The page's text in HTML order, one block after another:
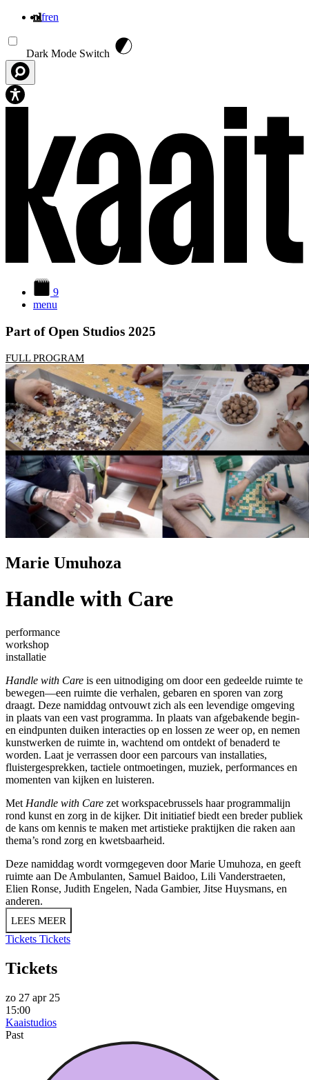
nlfren
Dark Mode Switch
9
menu
Part of Open Studios 2025
FULL PROGRAM
Marie Umuhoza
Handle with Care
performance
workshop
installatie
Handle with Care is een uitnodiging om door een gedeelde ruimte te
bewegen—een ruimte die verhalen, gebaren en sporen van zorg
draagt. Deze namiddag ontvouwt zich als een levendige omgeving
in plaats van een vast programma. In plaats van afgebakende begin-
en eindpunten duiken interacties op en lossen ze weer op, en nemen
kunstwerken de ruimte in, wachtend om ontdekt of benaderd te
worden. Laat je verrassen door een parcours van installaties,
fluistergesprekken, tactiele ontmoetingen, muziek, performances en
momenten van kijken en luisteren.
Met Handle with Care zet workspacebrussels haar programmalijn
rond kunst en zorg in de kijker. Dit initiatief biedt een breder publiek
de kans om kennis te maken met artistieke praktijken die raken aan
thema’s rond zorg en kwetsbaarheid.
Deze namiddag wordt vormgegeven door Marie Umuhoza, en geeft
ruimte aan De Ambulanten, Samuel Baidoo, Lili Vanderstraeten,
Elien Ronse, Judith Engelen, Nada Gambier, Jitse Huysmans, en
anderen.
LEES MEER
Tickets Tickets
Tickets
zo 27 apr 25
15:00
Kaaistudios
Past